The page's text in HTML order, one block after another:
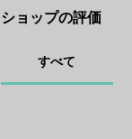
ショップの評価
すべて